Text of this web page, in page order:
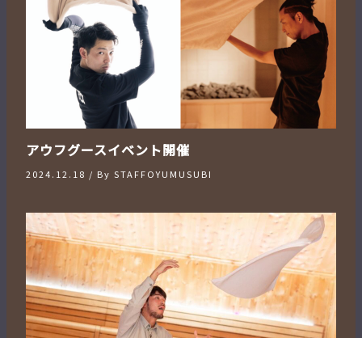
アウフグースイベント開催
2024.12.18 / By STAFFOYUMUSUBI